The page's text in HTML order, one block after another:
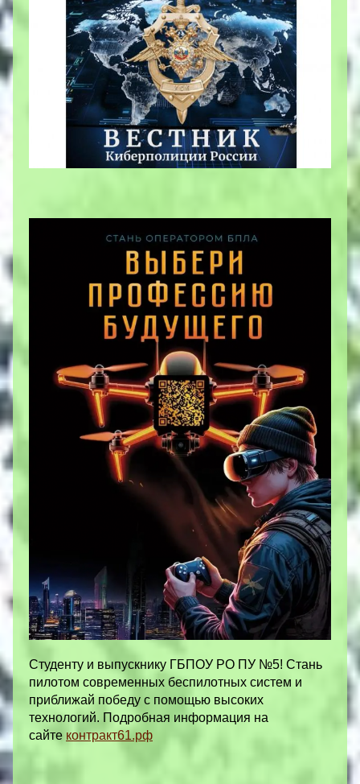
Студенту и выпускнику ГБПОУ РО ПУ №5! Стань
пилотом современных беспилотных систем и
приближай победу с помощью высоких
технологий. Подробная информация на
сайте контракт61.рф